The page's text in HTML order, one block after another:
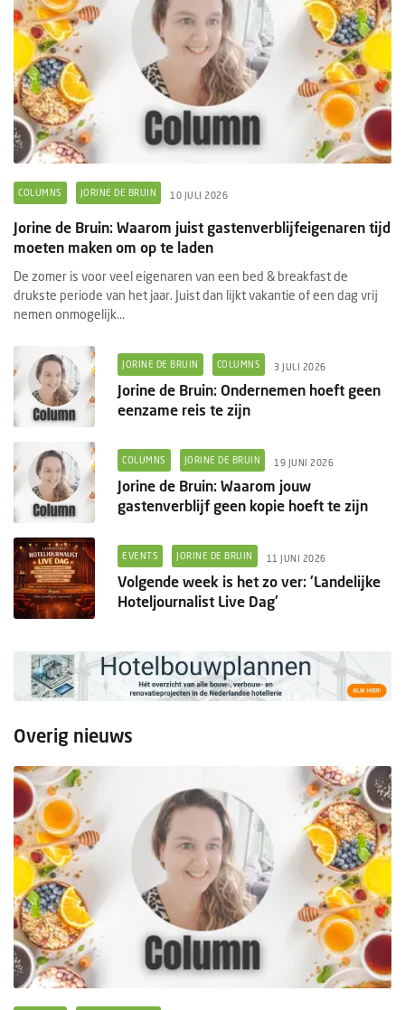
COLUMNS JORINE DE BRUIN 10 JULI 2026
Jorine de Bruin: Waarom juist gastenverblijfeigenaren tijd
moeten maken om op te laden
De zomer is voor veel eigenaren van een bed & breakfast de
drukste periode van het jaar. Juist dan lijkt vakantie of een dag vrij
nemen onmogelijk...
JORINE DE BRUIN COLUMNS 3 JULI 2026
Jorine de Bruin: Ondernemen hoeft geen
eenzame reis te zijn
COLUMNS JORINE DE BRUIN 19 JUNI 2026
Jorine de Bruin: Waarom jouw
gastenverblijf geen kopie hoeft te zijn
EVENTS JORINE DE BRUIN 11 JUNI 2026
Volgende week is het zo ver: 'Landelijke
Hoteljournalist Live Dag'
Overig nieuws